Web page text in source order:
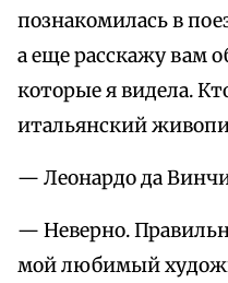
познакомилась в
а еще расскажу вам
которые я видела.
итальянский
— Леонардо да
— Неверно.
мой любимый